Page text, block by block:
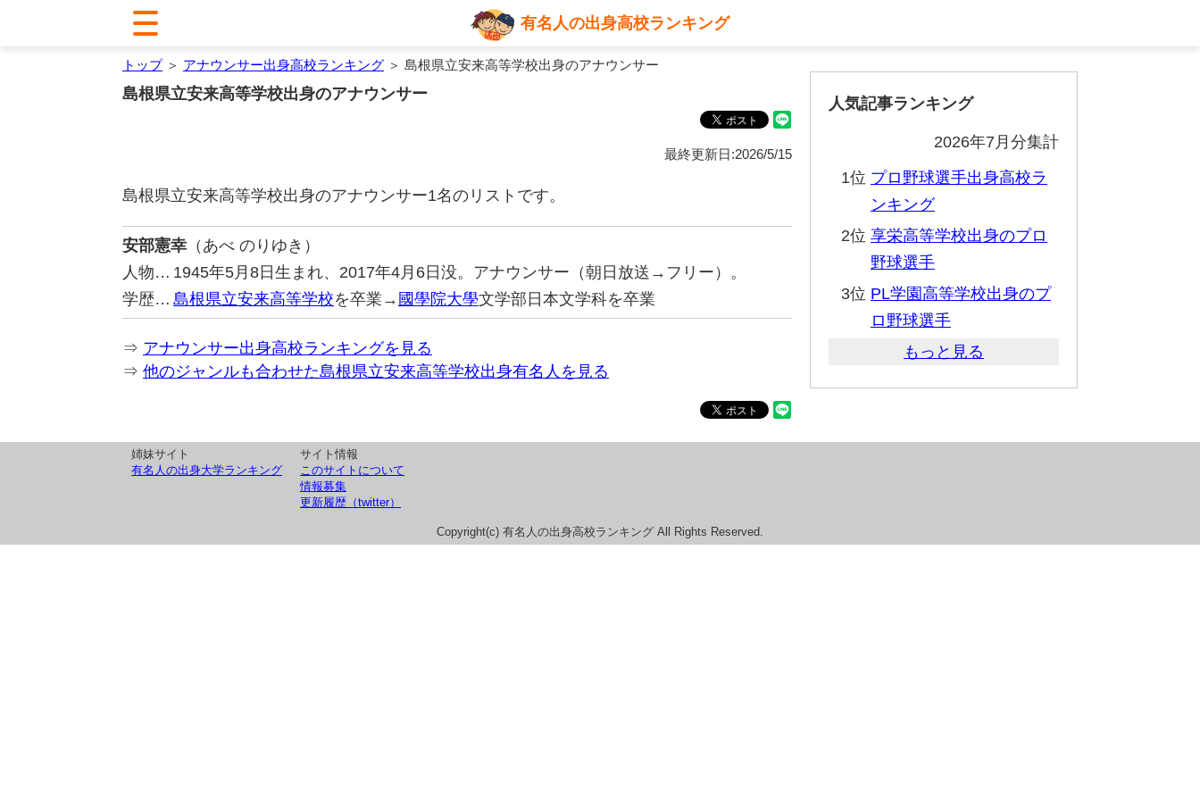
有名人の出身高校ランキング
トップ＞ アナウンサー出身高校ランキング ＞ 島根県立安来高等学校出身のアナウンサー
島根県立安来高等学校出身のアナウンサー
最終更新日:2026/5/15
島根県立安来高等学校出身のアナウンサー1名のリストです。
安部憲幸 （あべ のりゆき）
人物… 1945年5月8日生まれ、2017年4月6日没。アナウンサー（朝日放送→フリー）。
学歴… 島根県立安来高等学校を卒業→ 國學院大學文学部日本文学科を卒業
⇒ アナウンサー出身高校ランキングを見る
⇒ 他のジャンルも合わせた島根県立安来高等学校出身有名人を見る
人気記事ランキング
2026年7月分集計
1位 プロ野球選手出身高校ラ
ンキング
2位 享栄高等学校出身のプロ
野球選手
3位 PL学園高等学校出身のプ
ロ野球選手
もっと見る
姉妹サイト
有名人の出身大学ランキング
サイト情報
このサイトについて
情報募集
更新履歴（twitter）
Copyright(c) 有名人の出身高校ランキング All Rights Reserved.